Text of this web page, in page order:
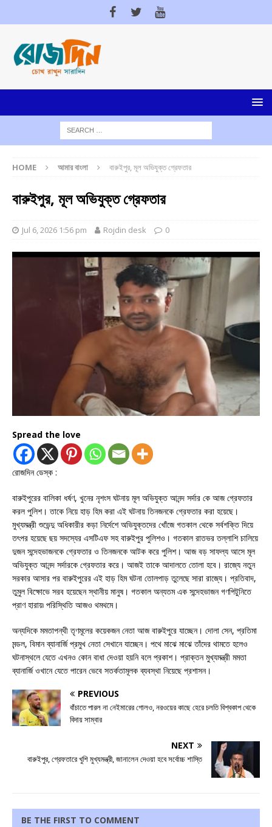
HOME আমার বাংলা বারুইপুর, মূল অভিযুক্ত গ্রেফতার
বারুইপুর, মূল অভিযুক্ত গ্রেফতার
Jul 6, 2026 1:56 pm Rojdin desk 0
Spread the love
রোজদিন ডেস্ক :
বারুইপুরের বালিকা ধর্ষণ, খুনের নৃশংস ঘটনায় মূল অভিযুক্ত আনন্দ সর্দার কে আজ গ্রেফতার
করল পুলিশ। তাকে নিয়ে হাড় হিম করা এই ঘটনায় তিনজনকে গ্রেফতার করা হয়েছে।
মুখ্যমন্ত্রী শুভেন্দু অধিকারীর কড়া নির্দেশে অভিযুক্তদের খোঁজে গতকাল থেকে সর্বশক্তি দিয়ে
তৎপর হয়েছে ছয় সদস্যের এসটিএফ সহ বারুইপুর পুলিশও। গতকাল রাতভর তল্লাশি চালিয়ে
দুজন সন্দেহভাজনকে গ্রেফতার ও তিনজনকে আটক করে পুলিশ। আজ বড় সাফল্য আসে মূল
অভিযুক্ত আনন্দ সর্দারকে গ্রেফতার করে। আজই তাকে আদালতে তোলা হবে। রাজ্যে নতুন
সরকার আসার পর বারুইপুরের এই হাড় হিম ঘটনা তোলপাড় তুলেছে সারা রাজ্যে। প্রতিবাদ,
তুমুল বিক্ষোভে সরব হয়েছেন স্থানীয় মানুষ। গতকাল অন্যতম এক সন্দেহভাজন গণপিটুনিতে
প্রাণ হারায়৷ পরিস্থিতি আজও থমথমে।
অন্যদিকে মমতাপন্থী তৃণমূলের কয়েকজন নেতা আজ বারুইপুরে যাচ্ছেন। দোলা সেন, প্রতিমা
মন্ডল, বিমান ব্যানার্জি প্রমুখ নেতা সেখানে যাচ্ছেন। পথে মাঝে মাঝে তাঁদের থামতে হলেও
ঘটনাস্থলে যেতে এখনও কোন বাধা দেওয়া হয়নি বলে প্রকাশ। প্রাক্তন মুখ্যমন্ত্রী মমতা
ব্যানার্জি ওখানে যেতে পারেন ভেবে সতর্কতামূলক ব্যবস্থা নিয়েছে প্রশাসন।
PREVIOUS
বাঁচাতে পারল না নেইমারের গোলও, নরওয়ের কাছে হেরে চলতি বিশ্বকাপ থেকে
বিদায় সাম্বার
NEXT
বারুইপুর, গ্রেফতারে খুশি মুখ্যমন্ত্রী, জানালেন দেওয়া হবে সর্বোচ্চ শাস্তি
BE THE FIRST TO COMMENT